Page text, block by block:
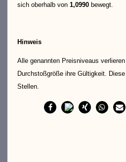
sich oberhalb von 1,0990 bewegt.
Hinweis
Alle genannten Preisniveaus
Durchstoßgröße ihre Gültigkeit.
Stellen.